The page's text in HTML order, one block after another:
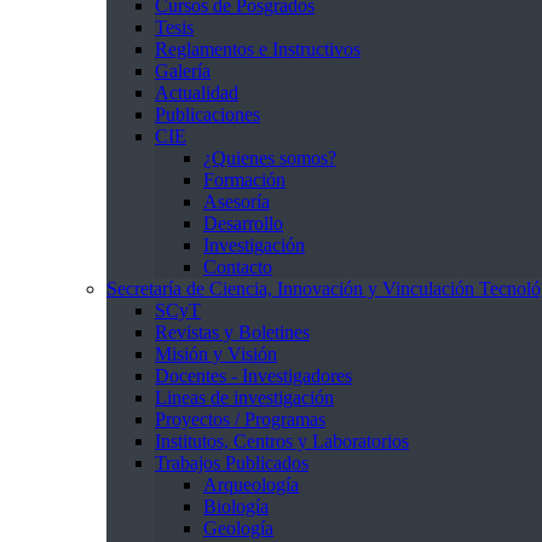
Cursos de Posgrados
Tesis
Reglamentos e Instructivos
Galería
Actualidad
Publicaciones
CIE
¿Quienes somos?
Formación
Asesoría
Desarrollo
Investigación
Contacto
Secretaría de Ciencia, Innovación y Vinculación
SCyT
Revistas y Boletines
Misión y Visión
Docentes - Investigadores
Lineas de investigación
Proyectos / Programas
Institutos, Centros y Laboratorios
Trabajos Publicados
Arqueología
Biología
Geología